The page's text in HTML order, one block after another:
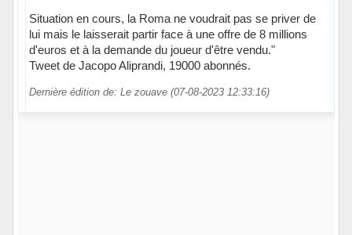
Situation en cours, la Roma ne voudrait pas se priver de
lui mais le laisserait partir face à une offre de 8 millions
d'euros et à la demande du joueur d'être vendu."
Tweet de Jacopo Aliprandi, 19000 abonnés.
Dernière édition de: Le zouave (07-08-2023 12:33:16)